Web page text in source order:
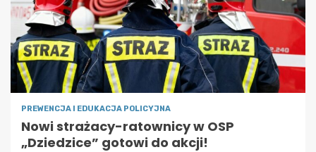
PREWENCJA I EDUKACJA POLICYJNA
Nowi strażacy-ratownicy w OSP
„Dziedzice” gotowi do akcji!